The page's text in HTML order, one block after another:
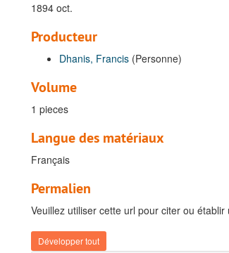
1894 oct.
Producteur
Dhanis, Francis (Personne)
Volume
1 pieces
Langue des matériaux
Français
Permalien
Veuillez utiliser cette url pour citer ou
Développer tout